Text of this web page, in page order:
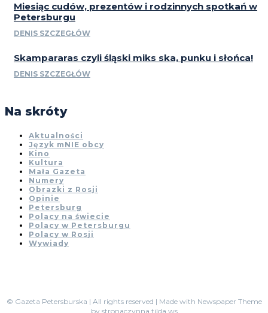
Miesiąc cudów, prezentów i rodzinnych spotkań w
Petersburgu
DENIS SZCZEGŁÓW
Skampararas czyli śląski miks ska, punku i słońca!
DENIS SZCZEGŁÓW
Na skróty
Aktualności
Język mNIE obcy
Kino
Kultura
Mała Gazeta
Numery
Obrazki z Rosji
Opinie
Petersburg
Polacy na świecie
Polacy w Petersburgu
Polacy w Rosji
Wywiady
© Gazeta Petersburska | All rights reserved | Made with Newspaper Theme
by stronaczynna.tilda.ws